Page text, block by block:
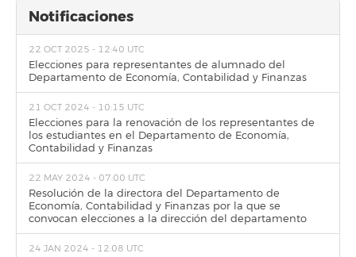
Notificaciones
22 OCT 2025 - 12:40 UTC
Elecciones para representantes de alumnado del
Departamento de Economía, Contabilidad y Finanzas
21 OCT 2024 - 10:15 UTC
Elecciones para la renovación de los representantes de
los estudiantes en el Departamento de Economía,
Contabilidad y Finanzas
22 MAY 2024 - 07:00 UTC
Resolución de la directora del Departamento de
Economía, Contabilidad y Finanzas por la que se
convocan elecciones a la dirección del departamento
24 JAN 2024 - 12:08 UTC